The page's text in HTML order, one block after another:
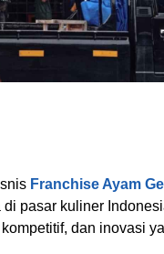
Franchise Ayam
pasar kuliner
dan inovasi